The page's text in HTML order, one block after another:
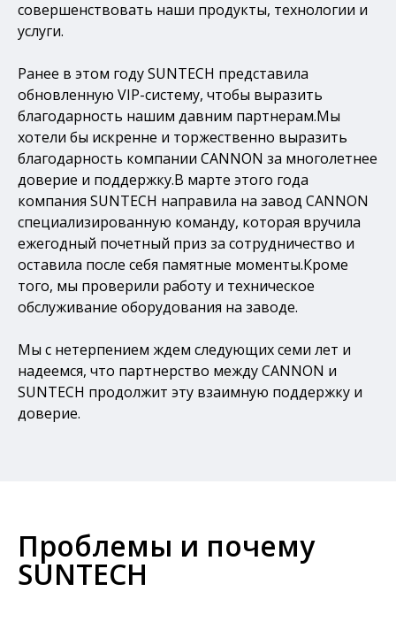
совершенствовать наши продукты, технологии и
услуги.
Ранее в этом году SUNTECH представила
обновленную VIP-систему, чтобы выразить
благодарность нашим давним партнерам.Мы
хотели бы искренне и торжественно выразить
благодарность компании CANNON за многолетнее
доверие и поддержку.В марте этого года
компания SUNTECH направила на завод CANNON
специализированную команду, которая вручила
ежегодный почетный приз за сотрудничество и
оставила после себя памятные моменты.Кроме
того, мы проверили работу и техническое
обслуживание оборудования на заводе.
Мы с нетерпением ждем следующих семи лет и
надеемся, что партнерство между CANNON и
SUNTECH продолжит эту взаимную поддержку и
доверие.
Проблемы и почему
SUNTECH